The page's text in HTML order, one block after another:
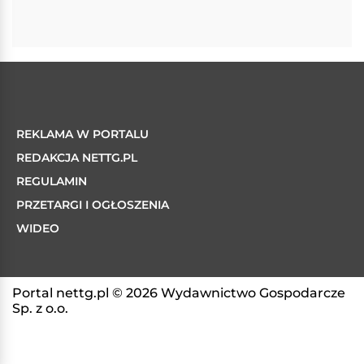
REKLAMA W PORTALU
REDAKCJA NETTG.PL
REGULAMIN
PRZETARGI I OGŁOSZENIA
WIDEO
Portal nettg.pl © 2026 Wydawnictwo Gospodarcze
Sp. z o.o.